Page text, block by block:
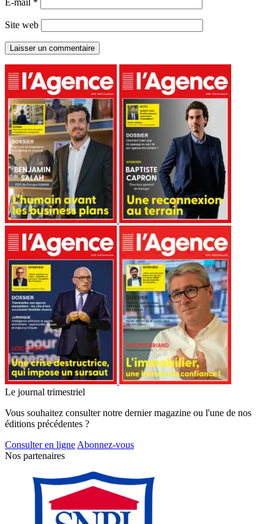
Site web
Le journal trimestriel
Vous souhaitez consulter notre dernier magazine ou l'une de nos
éditions précédentes ?
Consulter en ligne Abonnez-vous
Nos partenaires